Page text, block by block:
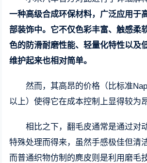
一种高级合成环保材料，广泛应用于
部装饰中。它不仅色彩丰富、触感柔
色的防滑耐磨性能、轻量化特性以及
维护起来也相对简单。
然而，其高昂的价格（比标准
以上）使得它在成本控制上显得较为
相比之下，翻毛皮通常是通过对
特殊处理而得来，虽然手感极佳但清
而普通织物仿制的麂皮则是利用磨毛